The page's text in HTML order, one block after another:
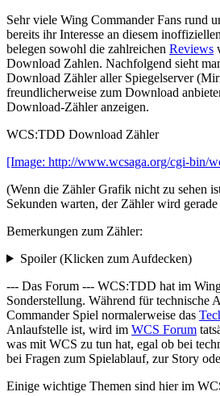
Sehr viele Wing Commander Fans rund
bereits ihr Interesse an diesem
belegen sowohl die zahlreichen Reviews
Download Zahlen. Nachfolgend sieht
Download Zähler aller Spiegelserver
freundlicherweise zum Download
Download-Zähler anzeigen.
WCS:TDD Download Zähler
[Image: http://www.wcsaga.org/cgi-bin/
(Wenn die Zähler Grafik nicht zu sehen
Sekunden warten, der Zähler wird
Bemerkungen zum Zähler:
Spoiler (Klicken zum Aufdecken)
--- Das Forum --- WCS:TDD hat im
Sonderstellung. Während für technische
Commander Spiel normalerweise das
Anlaufstelle ist, wird im WCS Forum
was mit WCS zu tun hat, egal ob bei
bei Fragen zum Spielablauf, zur Story
Einige wichtige Themen sind hier im